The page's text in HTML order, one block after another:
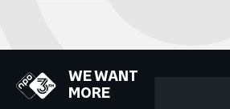
WE WANT
MORE